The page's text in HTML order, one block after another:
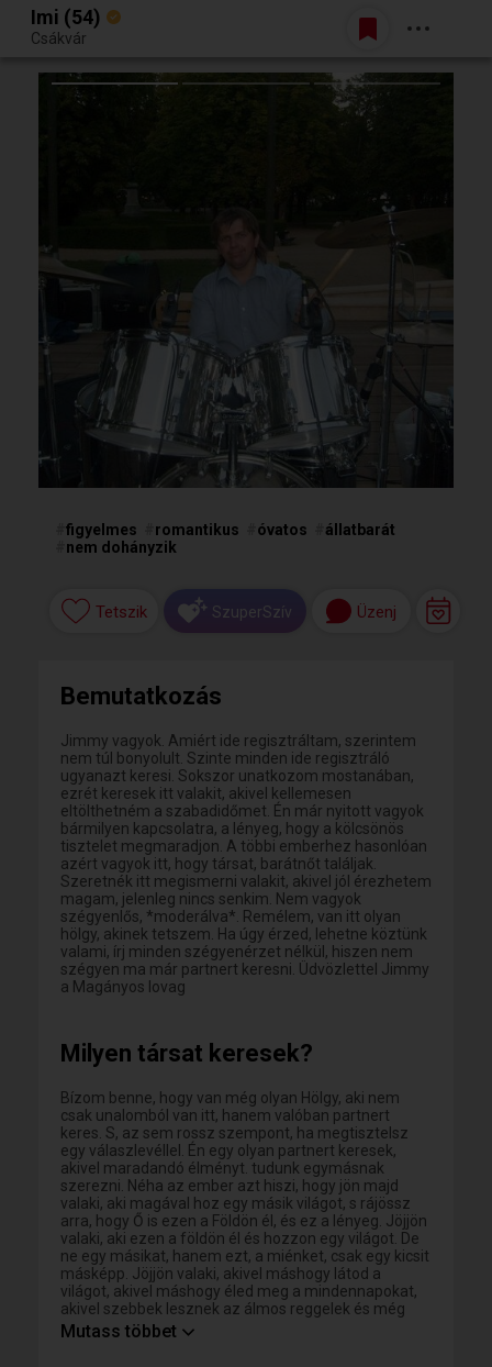
Egy jó randiból bármi lehet.
Belépés
Imi (54)
Csákvár
figyelmes romantikus óvatos
állatbarát
nem dohányzik
Tetszik SzuperSzív Üzenj
Bemutatkozás
Jimmy vagyok. Amiért ide regisztráltam, szerintem
nem túl bonyolult. Szinte minden ide regisztráló
ugyanazt keresi. Sokszor unatkozom mostanában,
ezrét keresek itt valakit, akivel kellemesen
eltölthetném a szabadidőmet. Én már nyitott vagyok
bármilyen kapcsolatra, a lényeg, hogy a kölcsönös
tisztelet megmaradjon. A többi emberhez hasonlóan
azért vagyok itt, hogy társat, barátnőt találjak.
Szeretnék itt megismerni valakit, akivel jól érezhetem
magam, jelenleg nincs senkim. Nem vagyok
szégyenlős, *moderálva*. Remélem, van itt olyan
hölgy, akinek tetszem. Ha úgy érzed, lehetne köztünk
valami, írj minden szégyenérzet nélkül, hiszen nem
szégyen ma már partnert keresni. Üdvözlettel Jimmy
a Magányos lovag
Milyen társat keresek?
Bízom benne, hogy van még olyan Hölgy, aki nem
csak unalomból van itt, hanem valóban partnert
keres. S, az sem rossz szempont, ha megtisztelsz
egy válaszlevéllel. Én egy olyan partnert keresek,
akivel maradandó élményt. tudunk egymásnak
szerezni. Néha az ember azt hiszi, hogy jön majd
valaki, aki magával hoz egy másik világot, s rájössz
arra, hogy Ő is ezen a Földön él, és ez a lényeg. Jöjjön
valaki, aki ezen a földön él és hozzon egy világot. De
ne egy másikat, hanem ezt, a miénket, csak egy kicsit
másképp. Jöjjön valaki, akivel máshogy látod a
világot, akivel máshogy éled meg a mindennapokat,
akivel szebbek lesznek az álmos reggelek és még
szebbek az éjszakák. Aki nélkül a percek óráknak
Mutass többet